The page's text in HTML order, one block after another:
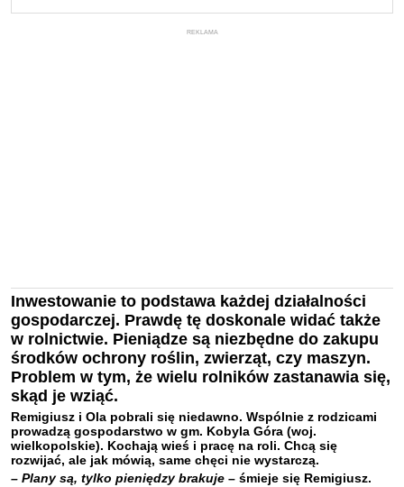
REKLAMA
Inwestowanie to podstawa każdej działalności
gospodarczej. Prawdę tę doskonale widać także
w rolnictwie. Pieniądze są niezbędne do zakupu
środków ochrony roślin, zwierząt, czy maszyn.
Problem w tym, że wielu rolników zastanawia się,
skąd je wziąć.
Remigiusz i Ola pobrali się niedawno. Wspólnie z rodzicami
prowadzą gospodarstwo w gm. Kobyla Góra (woj.
wielkopolskie). Kochają wieś i pracę na roli. Chcą się
rozwijać, ale jak mówią, same chęci nie wystarczą.
– Plany są, tylko pieniędzy brakuje – śmieje się Remigiusz.